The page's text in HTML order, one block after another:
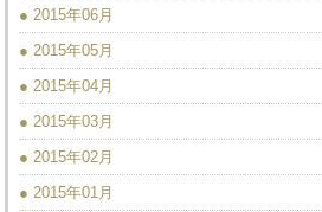
● 2015年06月
● 2015年05月
● 2015年04月
● 2015年03月
● 2015年02月
● 2015年01月